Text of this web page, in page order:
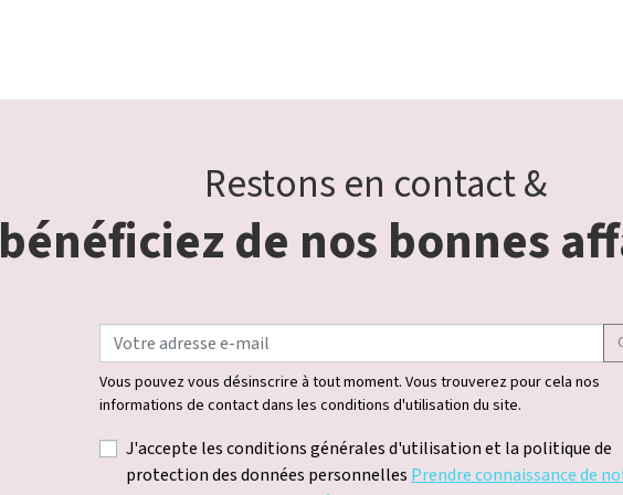
Restons en contact &
bénéficiez de nos bonnes
Vous pouvez vous désinscrire à tout moment. Vous trouverez pour cela nos
informations de contact dans les conditions d'utilisation du site.
J'accepte les conditions générales d'utilisation et la politique de
protection des données personnelles Prendre connaissance de